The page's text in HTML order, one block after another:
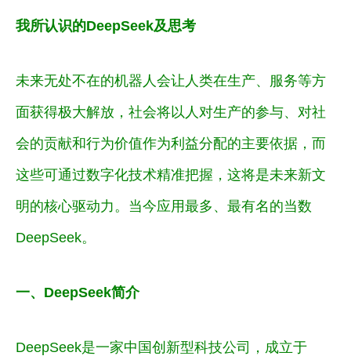
我所认识的DeepSeek及思考
未来无处不在的机器人会让人类在生产、服务等方
面获得极大解放，社会将以人对生产的参与、对社
会的贡献和行为价值作为利益分配的主要依据，而
这些可通过数字化技术精准把握，这将是未来新文
明的核心驱动力。当今应用最多、最有名的当数
DeepSeek。
一、DeepSeek简介
DeepSeek是一家中国创新型科技公司，成立于